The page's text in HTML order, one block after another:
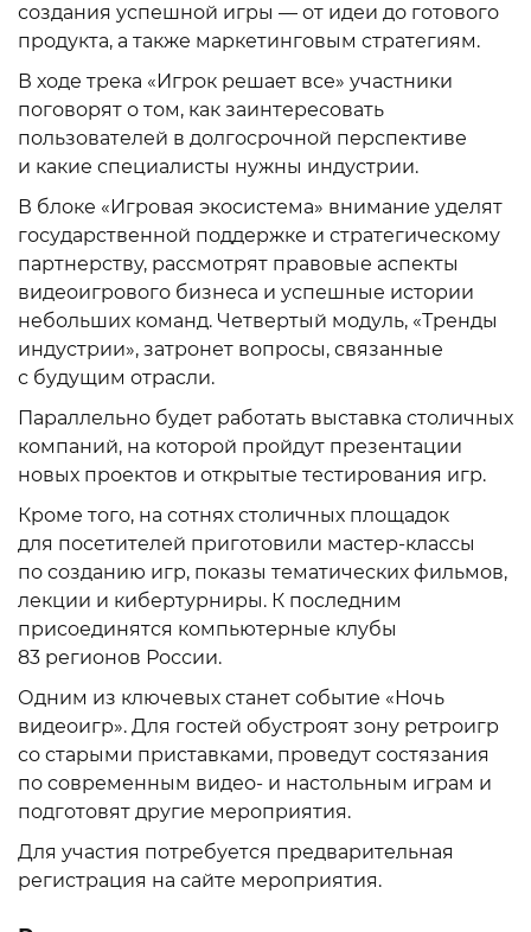
создания успешной игры — от идеи до готового
продукта, а также маркетинговым стратегиям.
В ходе трека «Игрок решает все» участники
поговорят о том, как заинтересовать
пользователей в долгосрочной перспективе
и какие специалисты нужны индустрии.
В блоке «Игровая экосистема» внимание уделят
государственной поддержке и стратегическому
партнерству, рассмотрят правовые аспекты
видеоигрового бизнеса и успешные истории
небольших команд. Четвертый модуль, «Тренды
индустрии», затронет вопросы, связанные
с будущим отрасли.
Параллельно будет работать выставка столичных
компаний, на которой пройдут презентации
новых проектов и открытые тестирования игр.
Кроме того, на сотнях столичных площадок
для посетителей приготовили мастер-классы
по созданию игр, показы тематических фильмов,
лекции и кибертурниры. К последним
присоединятся компьютерные клубы
83 регионов России.
Одним из ключевых станет событие «Ночь
видеоигр». Для гостей обустроят зону ретроигр
со старыми приставками, проведут состязания
по современным видео- и настольным играм и
подготовят другие мероприятия.
Для участия потребуется предварительная
регистрация на сайте мероприятия.